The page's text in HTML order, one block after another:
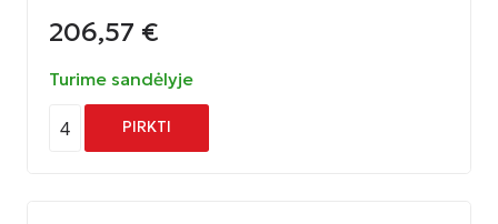
206,57 €
Turime sandėlyje
4 PIRKTI